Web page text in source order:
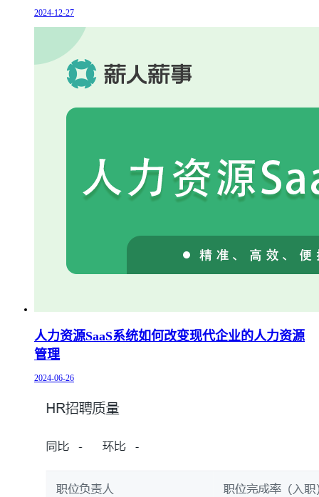
2024-12-27
人力资源SaaS系统如何改变现代企业的人力资源
管理
2024-06-26